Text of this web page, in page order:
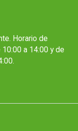
Horario de
a 14:00 y de